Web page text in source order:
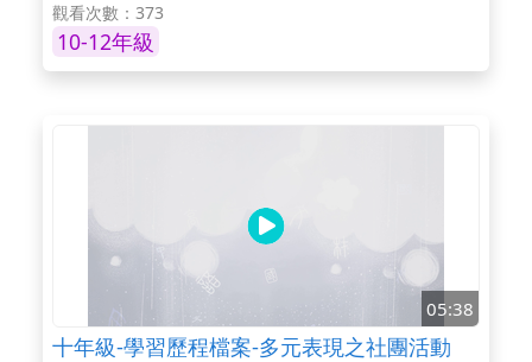
觀看次數：373
10-12年級
05:38
十年級-學習歷程檔案-多元表現之社團活動